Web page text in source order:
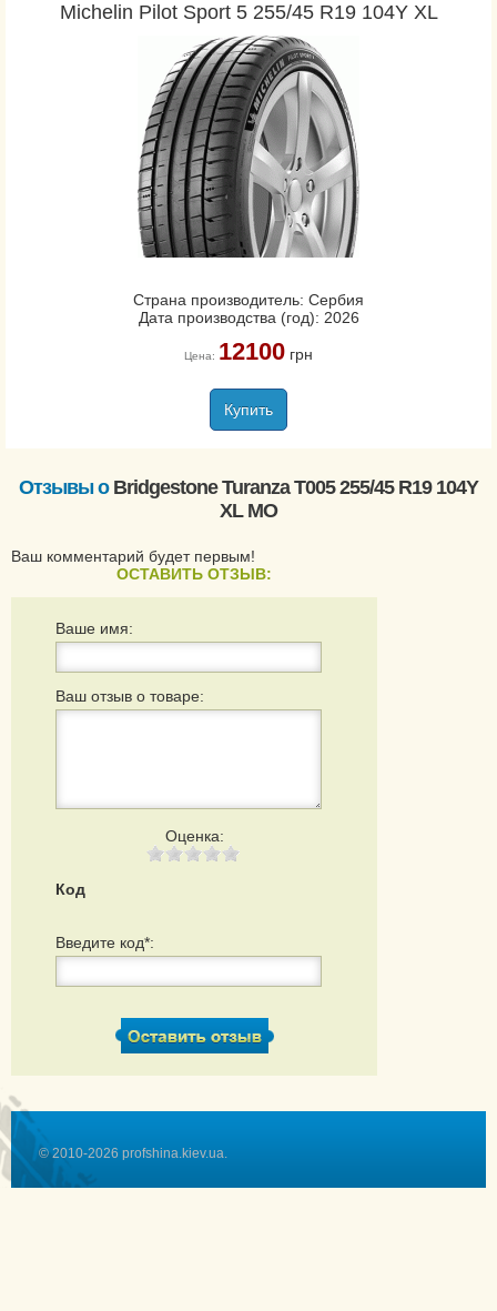
Michelin Pilot Sport 5 255/45 R19 104Y XL
Страна производитель: Сербия
Дата производства (год): 2026
Цена: 12100грн
Купить
Отзывы о Bridgestone Turanza T005 255/45 R19 104Y
XL MO
Ваш комментарий будет первым!
ОСТАВИТЬ ОТЗЫВ:
Ваше имя:
Ваш отзыв о товаре:
Оценка:
Код
Введите код*:
© 2010-2026 profshina.kiev.ua.